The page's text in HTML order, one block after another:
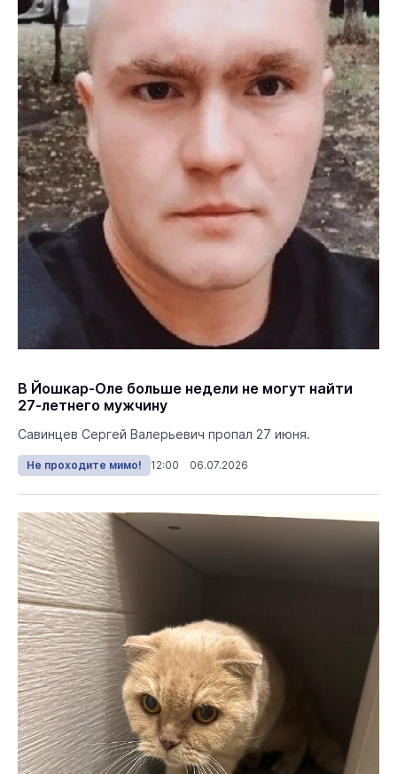
В Йошкар-Оле больше недели не могут найти
27-летнего мужчину
Савинцев Сергей Валерьевич пропал 27 июня.
Не проходите мимо! 12:00 06.07.2026